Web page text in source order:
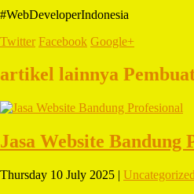
#WebDeveloperIndonesia
Twitter Facebook Google+
artikel lainnya
Jasa Website Bandung
Thursday 10 July 2025 | Uncategorized